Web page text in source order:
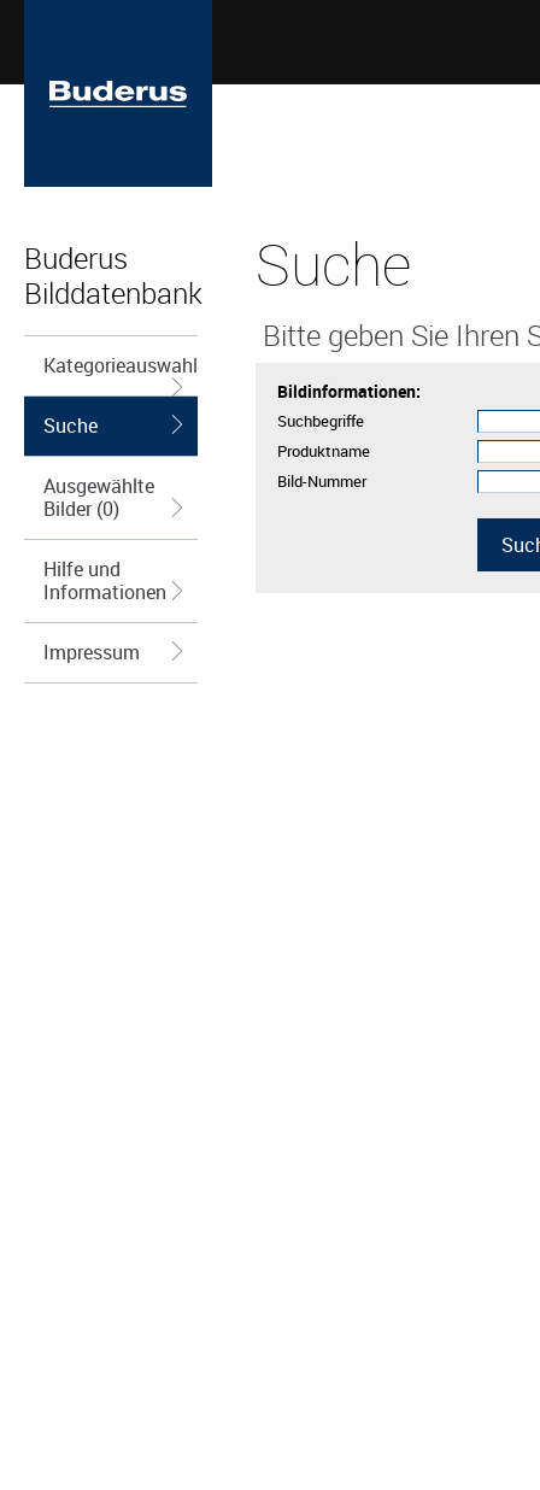
Buderus
Bilddatenbank
Kategorieauswahl
Suche
Ausgewählte
Bilder (0)
Hilfe und
Informationen
Impressum
Suche
Bitte geben Sie Ihren
Bildinformationen:
Suchbegriffe
Produktname
Bild-Nummer